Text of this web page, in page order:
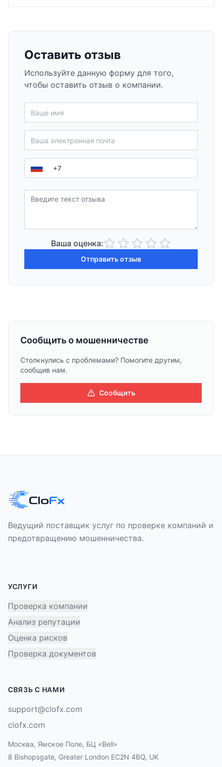
Оставить отзыв
Используйте данную форму для того,
чтобы оставить отзыв о компании.
Ваша оценка:
Отправить отзыв
Сообщить о мошенничестве
Столкнулись с проблемами? Помогите другим,
сообщив нам.
Сообщить
Ведущий поставщик услуг по проверке компаний и
предотвращению мошенничества.
УСЛУГИ
Проверка компании
Анализ репутации
Оценка рисков
Проверка документов
СВЯЗЬ С НАМИ
support@clofx.com
clofx.com
Москва, Ямское Поле, БЦ «Bell»
8 Bishopsgate, Greater London EC2N 4BQ, UK